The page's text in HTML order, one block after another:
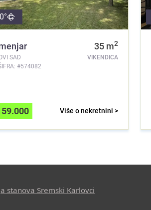
SAD
#574082
35 m2
VIKENDICA
Više o nekretnini >
stanova Sremski Karlovci